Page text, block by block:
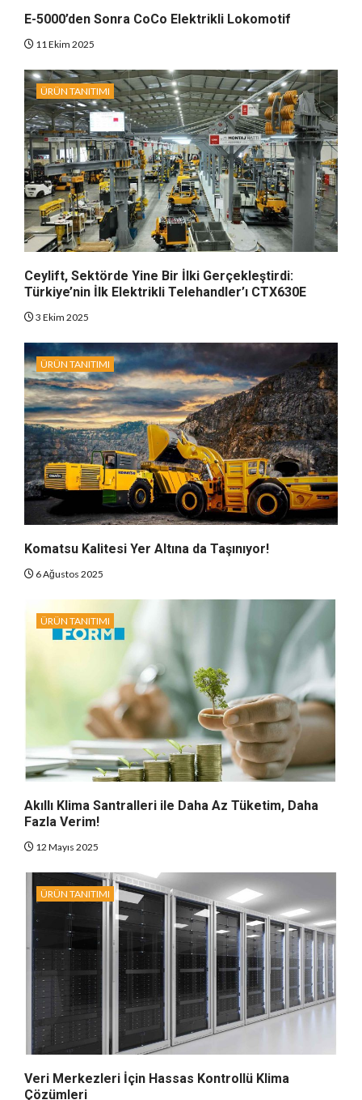
E-5000’den Sonra CoCo Elektrikli Lokomotif
11 Ekim 2025
ÜRÜN TANITIMI
Ceylift, Sektörde Yine Bir İlki Gerçekleştirdi:
Türkiye’nin İlk Elektrikli Telehandler’ı CTX630E
3 Ekim 2025
ÜRÜN TANITIMI
Komatsu Kalitesi Yer Altına da Taşınıyor!
6 Ağustos 2025
ÜRÜN TANITIMI
Akıllı Klima Santralleri ile Daha Az Tüketim, Daha
Fazla Verim!
12 Mayıs 2025
ÜRÜN TANITIMI
Veri Merkezleri İçin Hassas Kontrollü Klima
Çözümleri